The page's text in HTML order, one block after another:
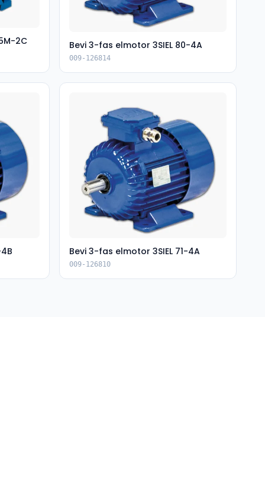
2C Bevi 3-fas elmotor 3SIEL 80-4A
009-126814
Bevi 3-fas elmotor 3SIEL 71-4A
009-126810